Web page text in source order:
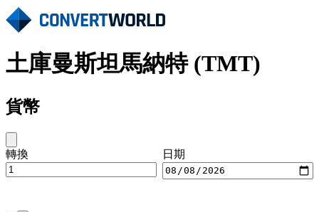
土庫曼斯坦馬納特 (TMT)
貨幣
轉換 日期